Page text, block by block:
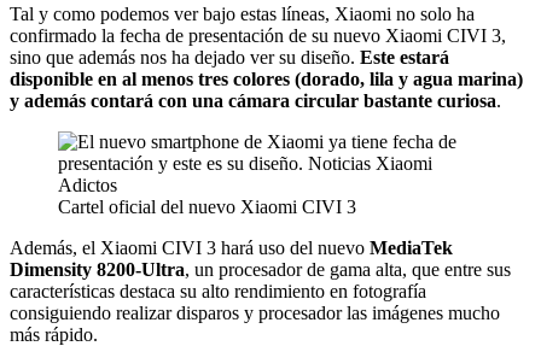
Tal y como podemos ver bajo estas líneas, Xiaomi no solo ha
confirmado la fecha de presentación de su nuevo Xiaomi CIVI 3,
sino que además nos ha dejado ver su diseño. Este estará
disponible en al menos tres colores (dorado, lila y agua marina)
y además contará con una cámara circular bastante curiosa.
Cartel oficial del nuevo Xiaomi CIVI 3
Además, el Xiaomi CIVI 3 hará uso del nuevo MediaTek
Dimensity 8200-Ultra, un procesador de gama alta, que entre sus
características destaca su alto rendimiento en fotografía
consiguiendo realizar disparos y procesador las imágenes mucho
más rápido.